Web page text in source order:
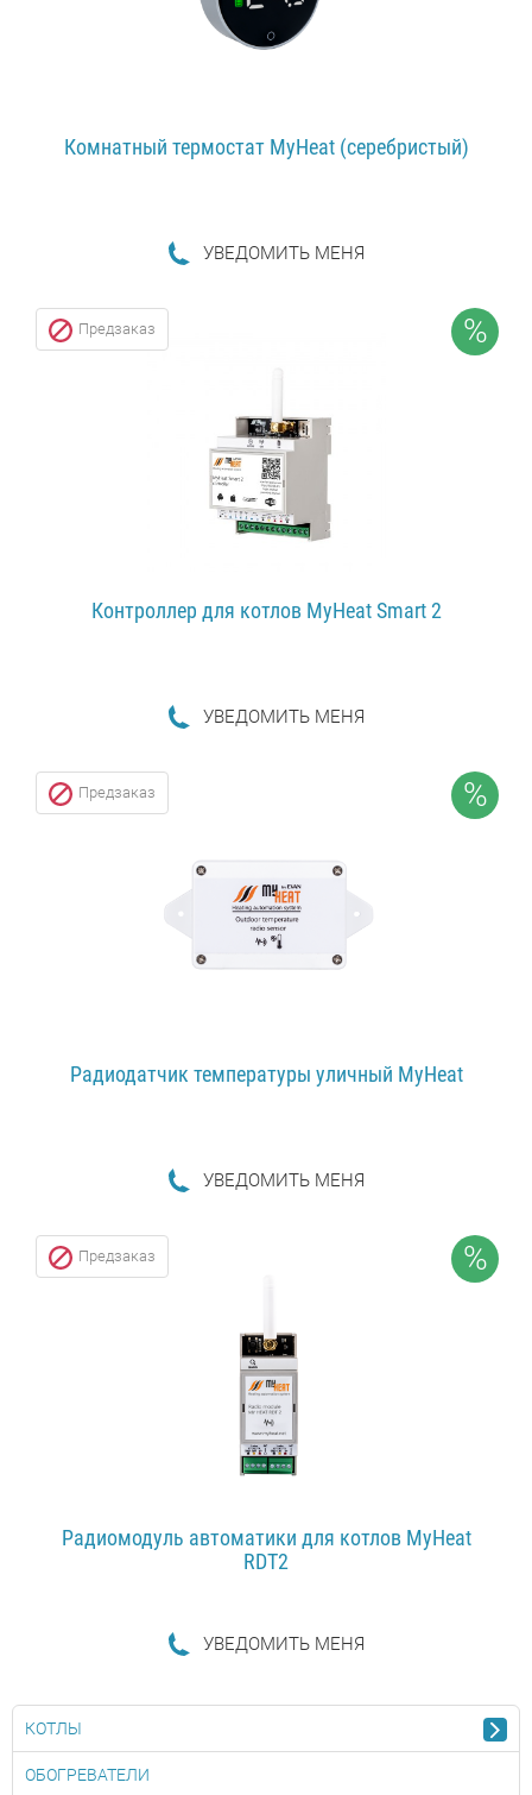
Комнатный термостат MyHeat (серебристый)
УВЕДОМИТЬ МЕНЯ
%
Предзаказ
Контроллер для котлов MyHeat Smart 2
УВЕДОМИТЬ МЕНЯ
%
Предзаказ
Радиодатчик температуры уличный MyHeat
УВЕДОМИТЬ МЕНЯ
%
Предзаказ
Радиомодуль автоматики для котлов MyHeat
RDT2
УВЕДОМИТЬ МЕНЯ
ПОДРОБНЕЕ...
КОТЛЫ
ОБОГРЕВАТЕЛИ